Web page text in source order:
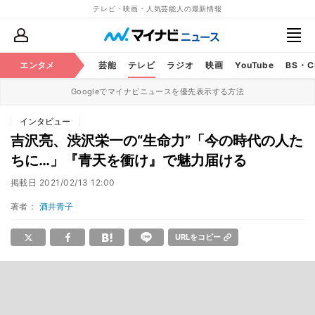
テレビ・映画・人気芸能人の最新情報
エンタメ 芸能 テレビ ラジオ 映画 YouTube BS・
Googleでマイナビニュースを優先表示する方法
インタビュー
吉沢亮、渋沢栄一の“生命力”「今の時代の人た
ちに…」『青天を衝け』で魅力届ける
掲載日 2021/02/13 12:00
著者： 酒井青子
URLをコピー